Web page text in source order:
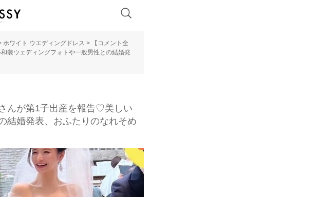
ホワイト ウエディングドレス >
【コメント全
装ウェディングフォトや一般男性との結婚発
んが第1子出産を報告♡美しい
結婚発表、おふたりのなれそめ